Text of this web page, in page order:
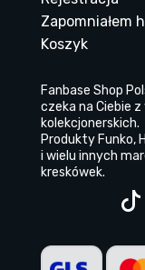
Zapomniałem
Koszyk
Fanbase Shop
czeka na Ciebie
kolekcjonerskich.
Produkty Funko,
i wielu innych
kreskówek.